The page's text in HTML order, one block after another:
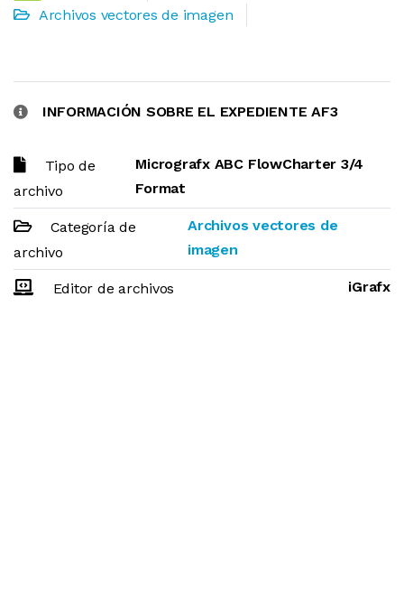
Archivos vectores de imagen
INFORMACIÓN SOBRE EL EXPEDIENTE AF3
Tipo de
archivo
Micrografx ABC FlowCharter 3/4
Format
Categoría de
archivo
Archivos vectores de
imagen
Editor de archivos iGrafx